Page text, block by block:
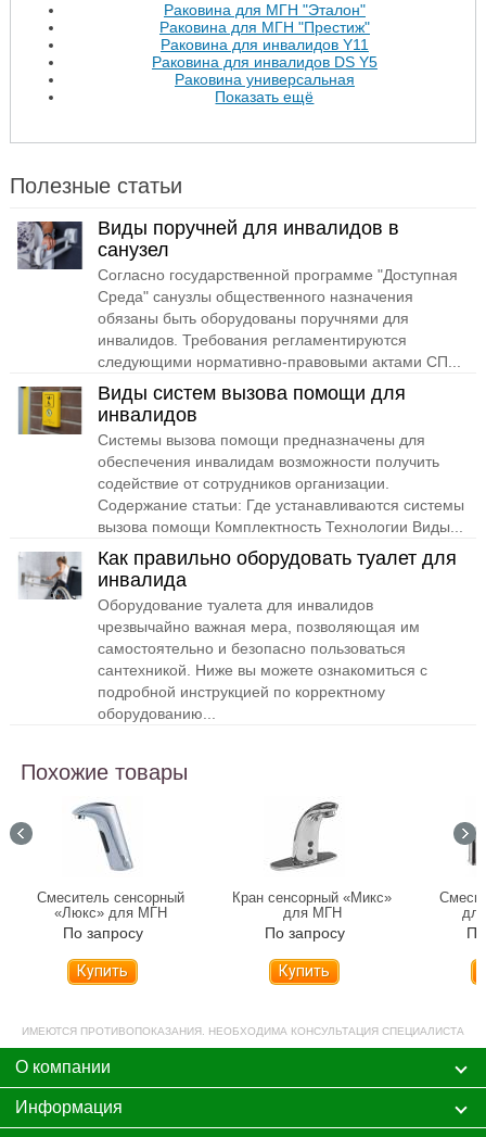
Раковина для МГН "Эталон"
Раковина для МГН "Престиж"
Раковина для инвалидов Y11
Раковина для инвалидов DS Y5
Раковина универсальная
Показать ещё
Полезные статьи
Виды поручней для инвалидов в
санузел
Согласно государственной программе "Доступная
Среда" санузлы общественного назначения
обязаны быть оборудованы поручнями для
инвалидов. Требования регламентируются
следующими нормативно-правовыми актами СП...
Виды систем вызова помощи для
инвалидов
Системы вызова помощи предназначены для
обеспечения инвалидам возможности получить
содействие от сотрудников организации.
Содержание статьи: Где устанавливаются системы
вызова помощи Комплектность Технологии Виды...
Как правильно оборудовать туалет для
инвалида
Оборудование туалета для инвалидов
чрезвычайно важная мера, позволяющая им
самостоятельно и безопасно пользоваться
сантехникой. Ниже вы можете ознакомиться с
подробной инструкцией по корректному
оборудованию...
Похожие товары
Смеситель сенсорный
«Люкс» для МГН
По запросу
Купить
Кран сенсорный «Микс»
для МГН
По запросу
Купить
ИМЕЮТСЯ ПРОТИВОПОКАЗАНИЯ. НЕОБХОДИМА КОНСУЛЬТАЦИЯ СПЕЦИАЛИСТА
О компании
Информация